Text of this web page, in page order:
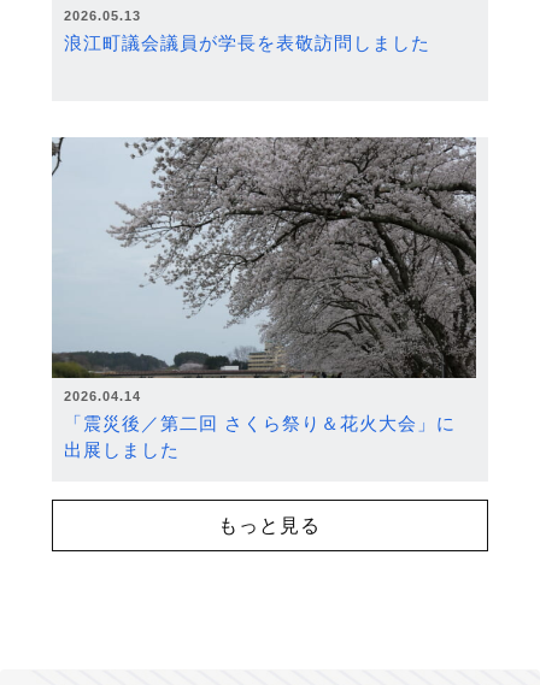
2026.05.13
浪江町議会議員が学長を表敬訪問しました
2026.04.14
「震災後／第二回 さくら祭り＆花火大会」に
出展しました
もっと見る